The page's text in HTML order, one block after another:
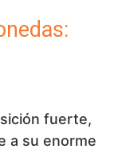
fuerte,
a su enorme